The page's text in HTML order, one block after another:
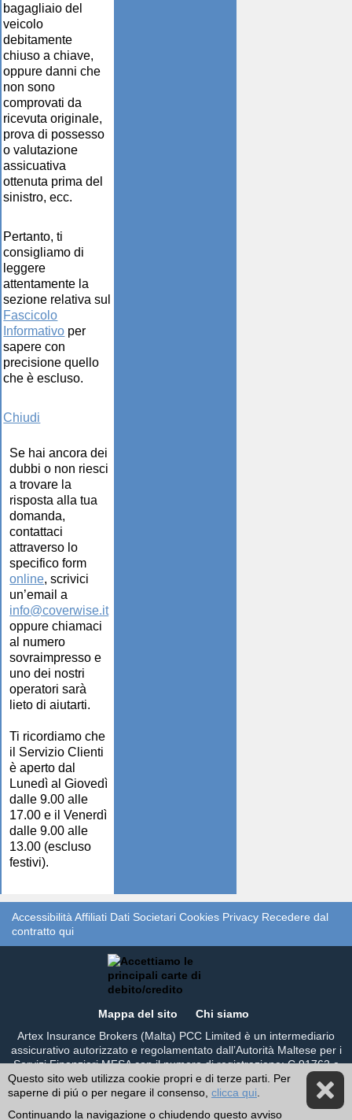
bagagliaio del
veicolo
debitamente
chiuso a chiave,
oppure danni che
non sono
comprovati da
ricevuta originale,
prova di possesso
o valutazione
assicuativa
ottenuta prima del
sinistro, ecc.
Pertanto, ti
consigliamo di
leggere
attentamente la
sezione relativa sul
Fascicolo
Informativo per
sapere con
precisione quello
che è escluso.
Chiudi
Se hai ancora dei
dubbi o non riesci
a trovare la
risposta alla tua
domanda,
contattaci
attraverso lo
specifico form
online, scrivici
un’email a
info@coverwise.it
oppure chiamaci
al numero
sovraimpresso e
uno dei nostri
operatori sarà
lieto di aiutarti.
Ti ricordiamo che
il Servizio Clienti
è aperto dal
Lunedì al Giovedì
dalle 9.00 alle
17.00 e il Venerdì
dalle 9.00 alle
13.00 (escluso
festivi).
Questo sito web utilizza cookie propri e di terze parti. Per
saperne di piú o per negare il consenso, clicca qui
Continuando la navigazione o chiudendo questo avviso
Accessibilità Affiliati Dati Societari Cookies Privacy Recedere dal
contratto qui
Mappa del sito
Chi siamo
Artex Insurance Brokers (Malta) PCC Limited è un intermediario
assicurativo autorizzato e regolamentato dall’Autorità Maltese per i
Servizi Finanziari MFSA con il numero di registrazione: C 91762 e
iscritto all'Elenco degli Intermediari dell’Unione Europea dell’IVASS
con n° UE00010908.